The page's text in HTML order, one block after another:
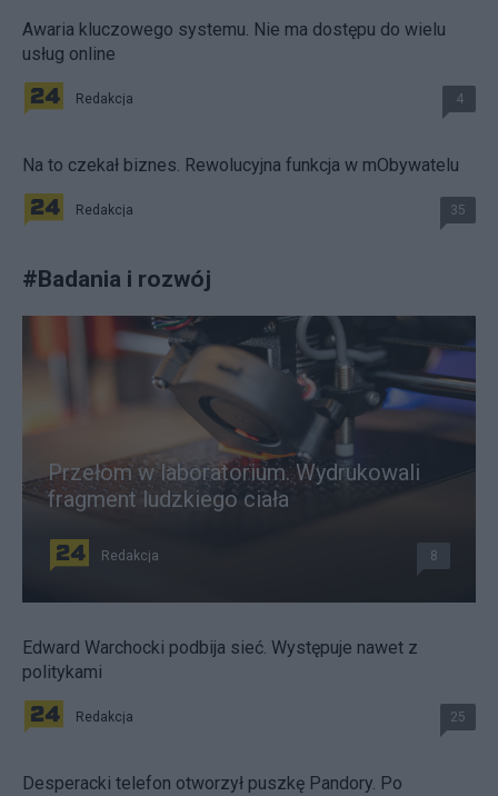
Awaria kluczowego systemu. Nie ma dostępu do wielu
usług online
Redakcja 4
Na to czekał biznes. Rewolucyjna funkcja w mObywatelu
Redakcja 35
#Badania i rozwój
Przełom w laboratorium. Wydrukowali
fragment ludzkiego ciała
Redakcja 8
Edward Warchocki podbija sieć. Występuje nawet z
politykami
Redakcja 25
Desperacki telefon otworzył puszkę Pandory. Po